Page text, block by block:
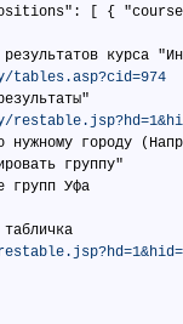
[ {
курса
нужному городу
группу"
групп Уфа